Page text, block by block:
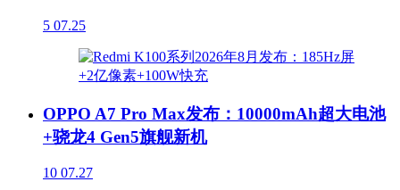
5 07.25
OPPO A7 Pro Max发布：10000mAh超大电池
+骁龙4 Gen5旗舰新机
10 07.27